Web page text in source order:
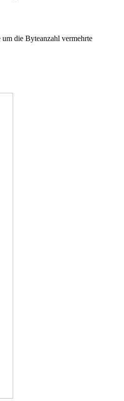
die Byteanzahl vermehrte